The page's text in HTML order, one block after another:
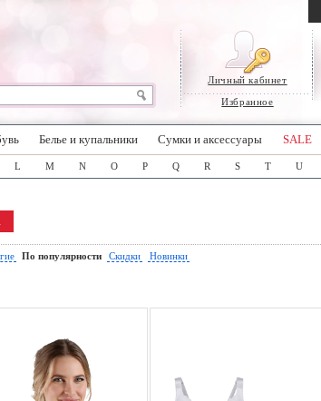
Личный кабинет
Избранное
Белье и купальники Сумки и аксессуары SALE
L M N O P Q R S T U
По популярности Скидки Новинки